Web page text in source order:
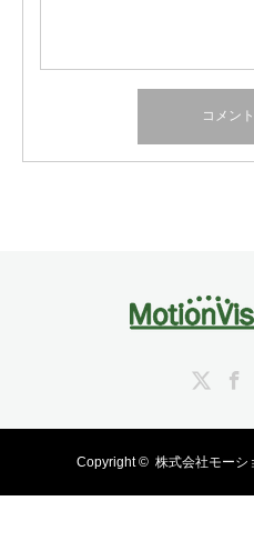
RSS
Copyright © 株式会社モーシ